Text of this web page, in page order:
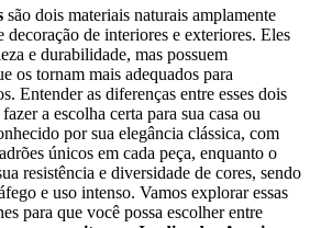
são dois materiais naturais amplamente
decoração de interiores e exteriores. Eles
e durabilidade, mas possuem
os tornam mais adequados para
Entender as diferenças entre esses dois
a escolha certa para sua casa ou
por sua elegância clássica, com
únicos em cada peça, enquanto o
resistência e diversidade de cores, sendo
e uso intenso. Vamos explorar essas
para que você possa escolher entre